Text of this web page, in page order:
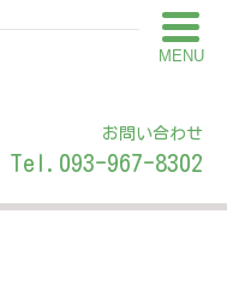
MENU
お問い合わせ
Tel.093-967-8302